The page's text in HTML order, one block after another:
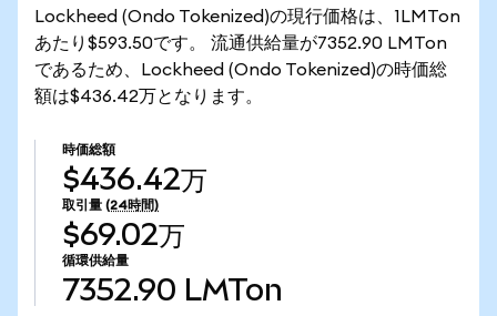
Lockheed (Ondo Tokenized)の現行価格は、1LMTon
あたり$593.50です。 流通供給量が7352.90 LMTon
であるため、Lockheed (Ondo Tokenized)の時価総
額は$436.42万となります。
時価総額
$436.42万
取引量 (24時間)
$69.02万
循環供給量
7352.90 LMTon